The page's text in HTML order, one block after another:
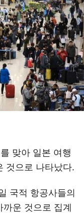
맞아 일본 여행
것으로 나타났다.
국적 항공사들의
운 것으로 집계